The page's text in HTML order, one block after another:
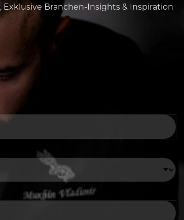
Exklusive Branchen-Insights & Inspiration